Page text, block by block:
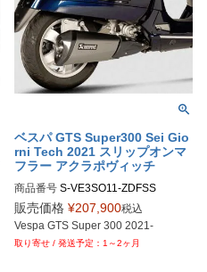
ベスパ GTS Super300 Sei Gio
rni Tech 2021 スリップオンマ
フラー アクラポヴィッチ
商品番号 S-VE3SO11-ZDFSS
販売価格 ¥207,900税込
Vespa GTS Super 300 2021-
1～2ヶ月